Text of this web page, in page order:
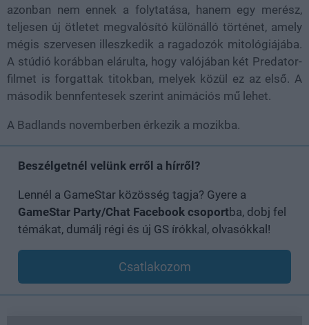
azonban nem ennek a folytatása, hanem egy merész,
teljesen új ötletet megvalósító különálló történet, amely
mégis szervesen illeszkedik a ragadozók mitológiájába.
A stúdió korábban elárulta, hogy valójában két Predator-
filmet is forgattak titokban, melyek közül ez az első. A
második bennfentesek szerint animációs mű lehet.
A Badlands novemberben érkezik a mozikba.
Beszélgetnél velünk erről a hírről?
Lennél a GameStar közösség tagja? Gyere a
GameStar Party/Chat Facebook csoportba, dobj fel
témákat, dumálj régi és új GS írókkal, olvasókkal!
Csatlakozom